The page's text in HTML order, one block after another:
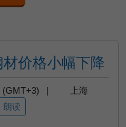
价格小幅下降
(GMT+3) | 上海
朗读